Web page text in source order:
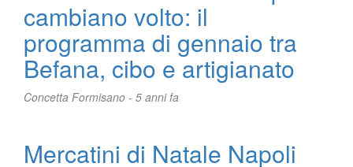
cambiano volto: il
programma di gennaio tra
Befana, cibo e artigianato
Concetta Formisano - 5 anni fa
Mercatini di Natale Napoli